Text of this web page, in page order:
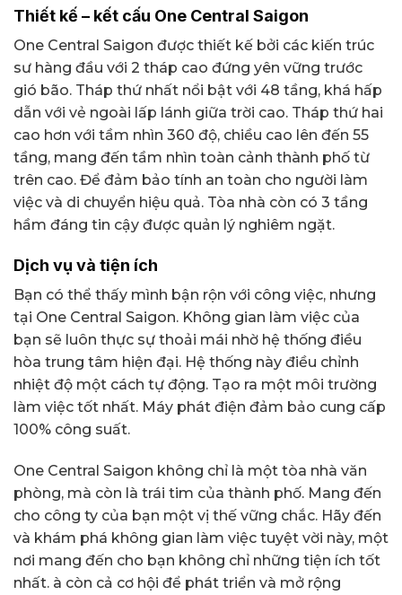
Thiết kế – kết cấu One Central Saigon
One Central Saigon được thiết kế bởi các kiến trúc
sư hàng đầu với 2 tháp cao đứng yên vững trước
gió bão. Tháp thứ nhất nổi bật với 48 tầng, khá hấp
dẫn với vẻ ngoài lấp lánh giữa trời cao. Tháp thứ hai
cao hơn với tầm nhìn 360 độ, chiều cao lên đến 55
tầng, mang đến tầm nhìn toàn cảnh thành phố từ
trên cao. Để đảm bảo tính an toàn cho người làm
việc và di chuyển hiệu quả. Tòa nhà còn có 3 tầng
hầm đáng tin cậy được quản lý nghiêm ngặt.
Dịch vụ và tiện ích
Bạn có thể thấy mình bận rộn với công việc, nhưng
tại One Central Saigon. Không gian làm việc của
bạn sẽ luôn thực sự thoải mái nhờ hệ thống điều
hòa trung tâm hiện đại. Hệ thống này điều chỉnh
nhiệt độ một cách tự động. Tạo ra một môi trường
làm việc tốt nhất. Máy phát điện đảm bảo cung cấp
100% công suất.
One Central Saigon không chỉ là một tòa nhà văn
phòng, mà còn là trái tim của thành phố. Mang đến
cho công ty của bạn một vị thế vững chắc. Hãy đến
và khám phá không gian làm việc tuyệt vời này, một
nơi mang đến cho bạn không chỉ những tiện ích tốt
nhất. à còn cả cơ hội để phát triển và mở rộng